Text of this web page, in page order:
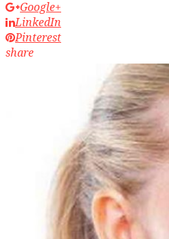
Google+
LinkedIn
Pinterest
share